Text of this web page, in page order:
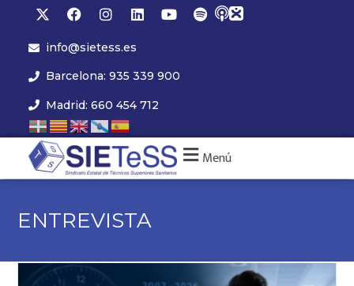
info@sietess.es
Barcelona: 935 339 900
Madrid: 660 454 712
Menú
ENTREVISTA